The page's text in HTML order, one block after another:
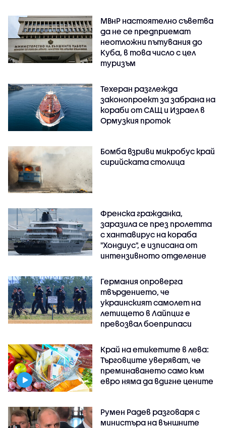
МВнР настоятелно съветва
да не се предприемат
неотложни пътувания до
Куба, в това число с цел
туризъм
Техеран разглежда
законопроект за забрана на
кораби от САЩ и Израел в
Ормузкия проток
Бомба взриви микробус край
сирийската столица
Френска гражданка,
заразила се през пролетта
с хантавирус на кораба
"Хондиус", е изписана от
интензивното отделение
Германия опроверга
твърдението, че
украинският самолет на
летището в Лайпциг е
превозвал боеприпаси
Край на етикетите в лева:
Търговците уверяват, че
преминаването само към
евро няма да вдигне цените
Румен Радев разговаря с
министъра на външните